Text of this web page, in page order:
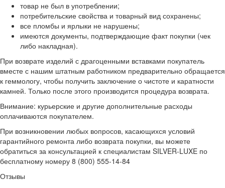
товар не был в употреблении;
потребительские свойства и товарный вид сохранены;
все пломбы и ярлыки не нарушены;
имеются документы, подтверждающие факт покупки (чек
либо накладная).
При возврате изделий с драгоценными вставками покупатель
вместе с нашим штатным работником предварительно обращается
к геммологу, чтобы получить заключение о чистоте и каратности
камней. Только после этого производится процедура возврата.
Внимание: курьерские и другие дополнительные расходы
оплачиваются покупателем.
При возникновении любых вопросов, касающихся условий
гарантийного ремонта либо возврата покупки, вы можете
обратиться за консультацией к специалистам SILVER-LUXE по
бесплатному номеру 8 (800) 555-14-84
Отзывы